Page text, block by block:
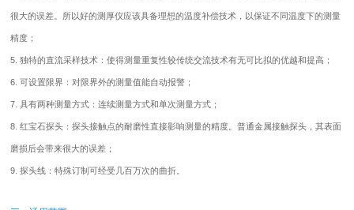
很大的误差。所以好的测厚仪应该具备理想的温度补偿技术，以保证不同温度下的测量
精度；
5. 独特的直流采样技术：使得测量重复性较传统交流技术有无可比拟的优越和提高；
6. 可设置限界：对限界外的测量值能自动报警；
7. 具有两种测量方式：连续测量方式和单次测量方式；
8. 红宝石探头：探头接触点的耐磨性直接影响测量的精度。普通金属接触探头，其表面
磨损后会带来很大的误差；
9. 探头线：特殊订制可经受几百万次的曲折。